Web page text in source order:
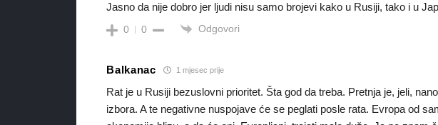
Jasno da nije dobro jer ljudi nisu samo brojevi kako u Rusiji, tako i u
0 0 Odgovori
Balkanac 1 mjesec prije
Rat je u Rusiji bezuslovni prioritet. Šta god da treba. Pretnja je, jeli,
izbora. A te negativne nuspojave će se peglati posle rata. Evropa od